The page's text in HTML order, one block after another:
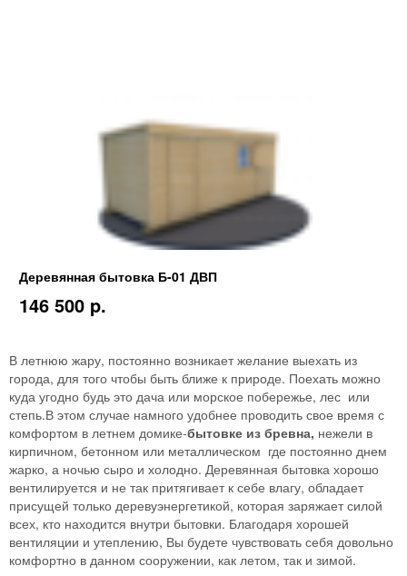
Деревянная бытовка Б-01 ДВП
146 500 p.
В летнюю жару, постоянно возникает желание выехать из
города, для того чтобы быть ближе к природе. Поехать можно
куда угодно будь это дача или морское побережье, лес или
степь.В этом случае намного удобнее проводить свое время с
комфортом в летнем домике-бытовке из бревна, нежели в
кирпичном, бетонном или металлическом где постоянно днем
жарко, а ночью сыро и холодно. Деревянная бытовка хорошо
вентилируется и не так притягивает к себе влагу, обладает
присущей только деревуэнергетикой, которая заряжает силой
всех, кто находится внутри бытовки. Благодаря хорошей
вентиляции и утеплению, Вы будете чувствовать себя довольно
комфортно в данном сооружении, как летом, так и зимой.